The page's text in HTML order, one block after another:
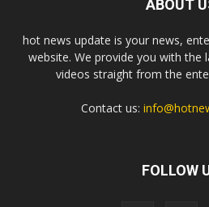
ABOUT
hot news update is your news,
website. We provide you with the
videos straight from the
Contact us:
FOLLOW